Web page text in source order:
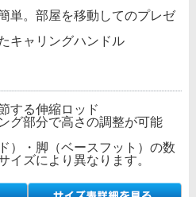
単。部屋を移動してのプレゼ
キャリングハンドル
する伸縮ロッド
グ部分で高さの調整が可能
）・脚（ベースフット）の数
イズにより異なります。